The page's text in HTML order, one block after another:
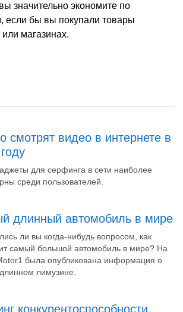
значительно экономите по
если бы вы покупали товары
магазинах.
смотрят видео в интернете в
для серфинга в сети наиболее
среди пользователей.
длинный автомобиль в мире
ли вы когда-нибудь вопросом, как
самый большой автомобиль в мире? На
была опубликована информация о
лимузине.
конкурентоспособности